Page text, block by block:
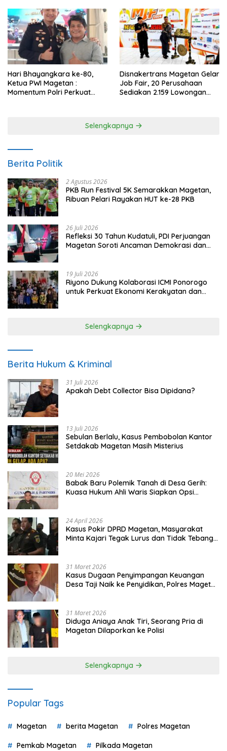
Hari Bhayangkara ke-80,
Ketua PWI Magetan :
Momentum Polri Perkuat
Disnakertrans Magetan Gelar
Job Fair, 20 Perusahaan
Sediakan 2.159 Lowongan
Selengkapnya
Berita Politik
2 Agustus 2026
PKB Run Festival 5K Semarakkan Magetan,
Ribuan Pelari Rayakan HUT ke-28 PKB
26 Juli 2026
Refleksi 30 Tahun Kudatuli, PDI Perjuangan
Magetan Soroti Ancaman Demokrasi dan
19 Juli 2026
Riyono Dukung Kolaborasi ICMI Ponorogo
untuk Perkuat Ekonomi Kerakyatan dan
Selengkapnya
Berita Hukum & Kriminal
31 Juli 2026
Apakah Debt Collector Bisa Dipidana?
13 Juli 2026
Sebulan Berlalu, Kasus Pembobolan Kantor
Setdakab Magetan Masih Misterius
20 Mei 2026
Babak Baru Polemik Tanah di Desa Gerih:
Kuasa Hukum Ahli Waris Siapkan Opsi
24 April 2026
Kasus Pokir DPRD Magetan, Masyarakat
Minta Kajari Tegak Lurus dan Tidak Tebang
31 Maret 2026
Kasus Dugaan Penyimpangan Keuangan
Desa Taji Naik ke Penyidikan, Polres Magetan
31 Maret 2026
Diduga Aniaya Anak Tiri, Seorang Pria di
Magetan Dilaporkan ke Polisi
Selengkapnya
Popular Tags
Magetan berita Magetan Polres Magetan
Pemkab Magetan Pilkada Magetan